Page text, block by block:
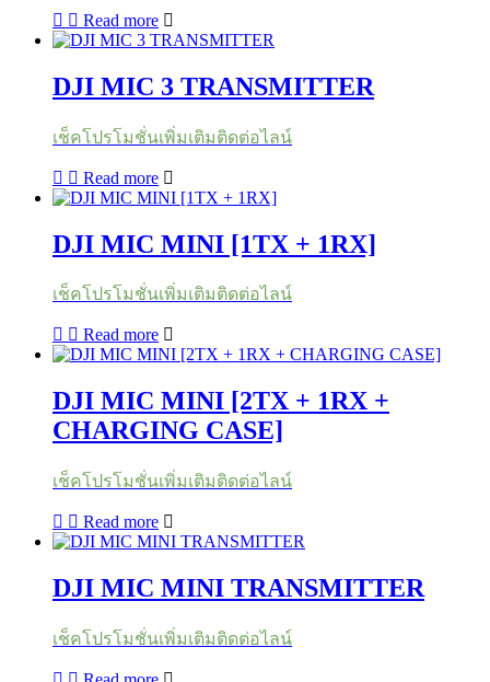
Read more
DJI MIC 3 TRANSMITTER
เช็คโปรโมชั่นเพิ่มเติมติดต่อไลน์
Read more
DJI MIC MINI [1TX + 1RX]
เช็คโปรโมชั่นเพิ่มเติมติดต่อไลน์
Read more
DJI MIC MINI [2TX + 1RX +
CHARGING CASE]
เช็คโปรโมชั่นเพิ่มเติมติดต่อไลน์
Read more
DJI MIC MINI TRANSMITTER
เช็คโปรโมชั่นเพิ่มเติมติดต่อไลน์